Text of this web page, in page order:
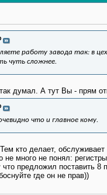
работу завода так: в
чуть сложнее.
думал. А тут Вы - прям
что и главное кому.
кто делает,
не много не понял:
предложил поставить 8
где он не прав))